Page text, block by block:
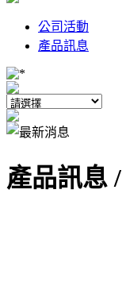
公司活動
產品訊息
產品訊息 /